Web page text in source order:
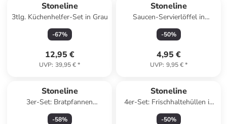
Stoneline
3tlg. Küchenhelfer-Set in Grau
-67%
12,95 €
UVP: 39,95 €*
Stoneline
Saucen-Servierlöffel in
Schwarz - (L)32 cm
-50%
4,95 €
UVP: 9,95 €*
Stoneline
3er-Set: Bratpfannen
''Ceramic'' in Schwarz
-58%
Stoneline
4er-Set: Frischhaltehüllen in
Bunt
-50%